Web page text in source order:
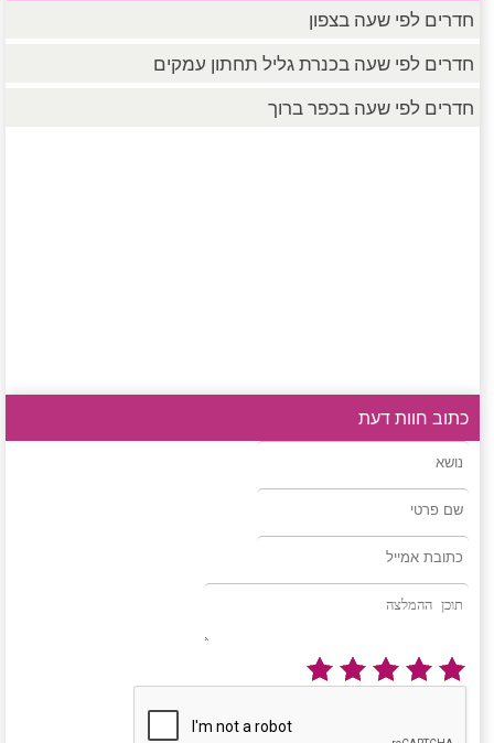
חדרים לפי שעה בצפון
חדרים לפי שעה בכנרת גליל תחתון עמקים
חדרים לפי שעה בכפר ברוך
כתוב חוות דעת